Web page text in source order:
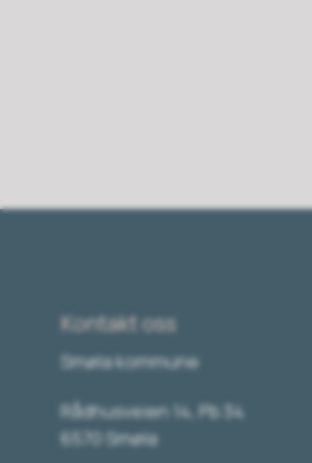
Kontakt oss
Smøla kommune
Rådhusveien 14, Pb 34
6570 Smøla